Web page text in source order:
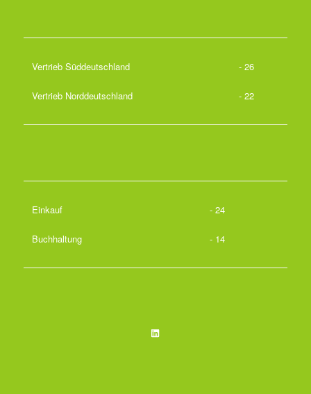
Vertrieb Süddeutschland - 26
Vertrieb Norddeutschland - 22
Einkauf - 24
Buchhaltung - 14
LinkedIn